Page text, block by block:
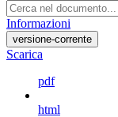
Informazioni
versione-corrente
Scarica
pdf
html